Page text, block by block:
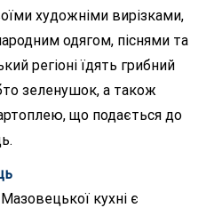
художніми вирізками,
одягом, піснями та
регіоні їдять грибний
зеленушок, а також
що подається до
кухні є